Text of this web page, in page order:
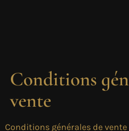
Conditions
vente
Conditions générales de vente